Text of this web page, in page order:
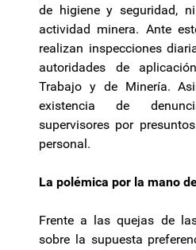
de higiene y seguridad,
actividad minera. Ante
realizan inspecciones
autoridades de
Trabajo y de Minería.
existencia de
supervisores por
personal.
La polémica por la mano
Frente a las quejas de
sobre la supuesta